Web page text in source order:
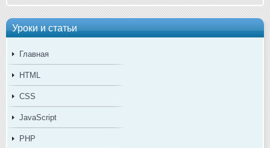
Уроки и статьи
Главная
HTML
CSS
JavaScript
PHP